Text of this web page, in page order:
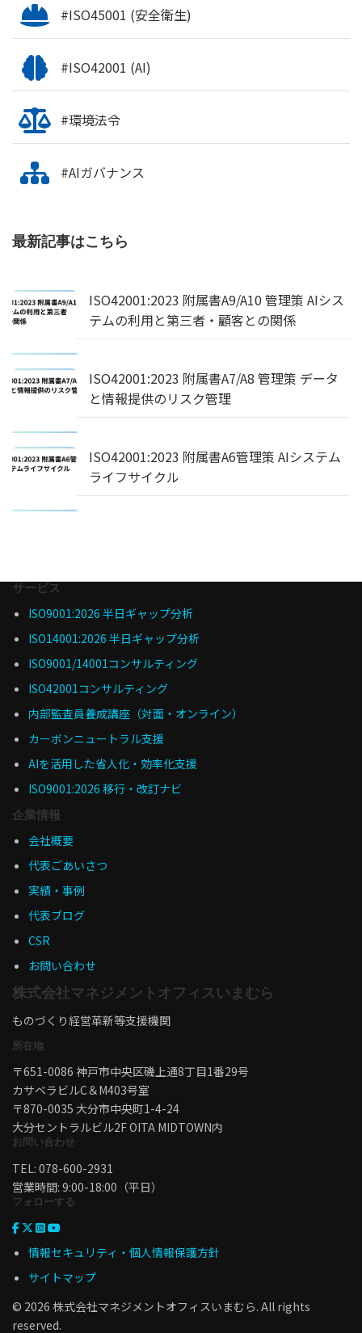
#ISO45001 (安全衛生)
#ISO42001 (AI)
#環境法令
#AIガバナンス
最新記事はこちら
ISO42001:2023 附属書A9/A10 管理策 AIシス
テムの利用と第三者・顧客との関係
ISO42001:2023 附属書A7/A8 管理策 データ
と情報提供のリスク管理
ISO42001:2023 附属書A6管理策 AIシステム
ライフサイクル
サービス
ISO9001:2026 半日ギャップ分析
ISO14001:2026 半日ギャップ分析
ISO9001/14001コンサルティング
ISO42001コンサルティング
内部監査員養成講座（対面・オンライン）
カーボンニュートラル支援
AIを活用した省人化・効率化支援
ISO9001:2026 移行・改訂ナビ
企業情報
会社概要
代表ごあいさつ
実績・事例
代表ブログ
CSR
お問い合わせ
株式会社マネジメントオフィスいまむら
ものづくり経営革新等支援機関
所在地
〒651-0086 神戸市中央区磯上通8丁目1番29号
カサベラビルC＆M403号室
〒870-0035 大分市中央町1-4-24
大分セントラルビル2F OITA MIDTOWN内
お問い合わせ
TEL: 078-600-2931
営業時間: 9:00-18:00（平日）
フォローする
情報セキュリティ・個人情報保護方針
サイトマップ
© 2026 株式会社マネジメントオフィスいまむら. All rights
reserved.